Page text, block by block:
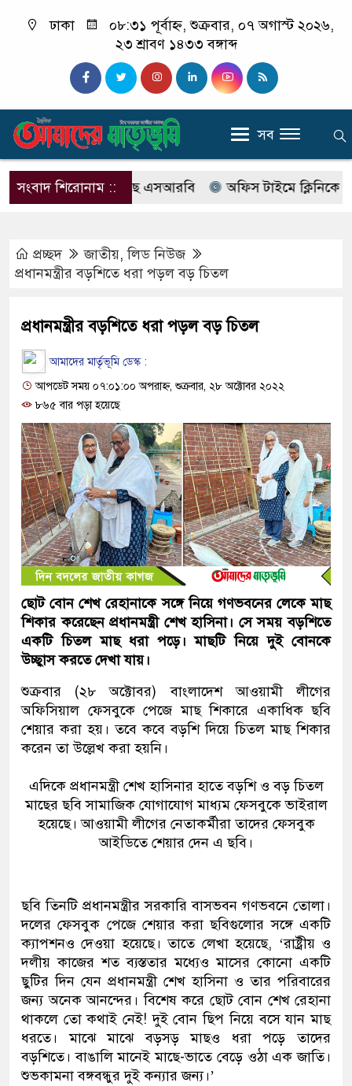
ঢাকা
০৮:৩১ পূর্বাহ্ন, শুক্রবার, ০৭ অগাস্ট ২০২৬,
২৩ শ্রাবণ ১৪৩৩ বঙ্গাব্দ
সব
সংবাদ শিরোনাম ::
নাম বদলে আসছে এসআরবি অফিস টাইমে ক্লিনিকে রোগী
প্রচ্ছদ জাতীয়,লিড নিউজ
প্রধানমন্ত্রীর বড়শিতে ধরা পড়ল বড় চিতল
প্রধানমন্ত্রীর বড়শিতে ধরা পড়ল বড় চিতল
আমাদের মার্তৃভূমি ডেস্ক :
আপডেট সময় ০৭:০১:০০ অপরাহ্ন, শুক্রবার, ২৮ অক্টোবর ২০২২
৮৬৫ বার পড়া হয়েছে
ছোট বোন শেখ রেহানাকে সঙ্গে নিয়ে গণভবনের লেকে মাছ
শিকার করেছেন প্রধানমন্ত্রী শেখ হাসিনা। সে সময় বড়শিতে
একটি চিতল মাছ ধরা পড়ে। মাছটি নিয়ে দুই বোনকে
উচ্ছ্বাস করতে দেখা যায়।
শুক্রবার (২৮ অক্টোবর) বাংলাদেশ আওয়ামী লীগের
অফিসিয়াল ফেসবুকে পেজে মাছ শিকারে একাধিক ছবি
শেয়ার করা হয়। তবে কবে বড়শি দিয়ে চিতল মাছ শিকার
করেন তা উল্লেখ করা হয়নি।
এদিকে প্রধানমন্ত্রী শেখ হাসিনার হাতে বড়শি ও বড় চিতল
মাছের ছবি সামাজিক যোগাযোগ মাধ্যম ফেসবুকে ভাইরাল
হয়েছে। আওয়ামী লীগের নেতাকর্মীরা তাদের ফেসবুক
আইডিতে শেয়ার দেন এ ছবি।
ছবি তিনটি প্রধানমন্ত্রীর সরকারি বাসভবন গণভবনে তোলা।
দলের ফেসবুক পেজে শেয়ার করা ছবিগুলোর সঙ্গে একটি
ক্যাপশনও দেওয়া হয়েছে। তাতে লেখা হয়েছে, ‘রাষ্ট্রীয় ও
দলীয় কাজের শত ব্যস্ততার মধ্যেও মাসের কোনো একটি
ছুটির দিন যেন প্রধানমন্ত্রী শেখ হাসিনা ও তার পরিবারের
জন্য অনেক আনন্দের। বিশেষ করে ছোট বোন শেখ রেহানা
থাকলে তো কথাই নেই! দুই বোন ছিপ নিয়ে বসে যান মাছ
ধরতে। মাঝে মাঝে বড়সড় মাছও ধরা পড়ে তাদের
বড়শিতে। বাঙালি মানেই মাছে-ভাতে বেড়ে ওঠা এক জাতি।
শুভকামনা বঙ্গবন্ধুর দুই কন্যার জন্য।’